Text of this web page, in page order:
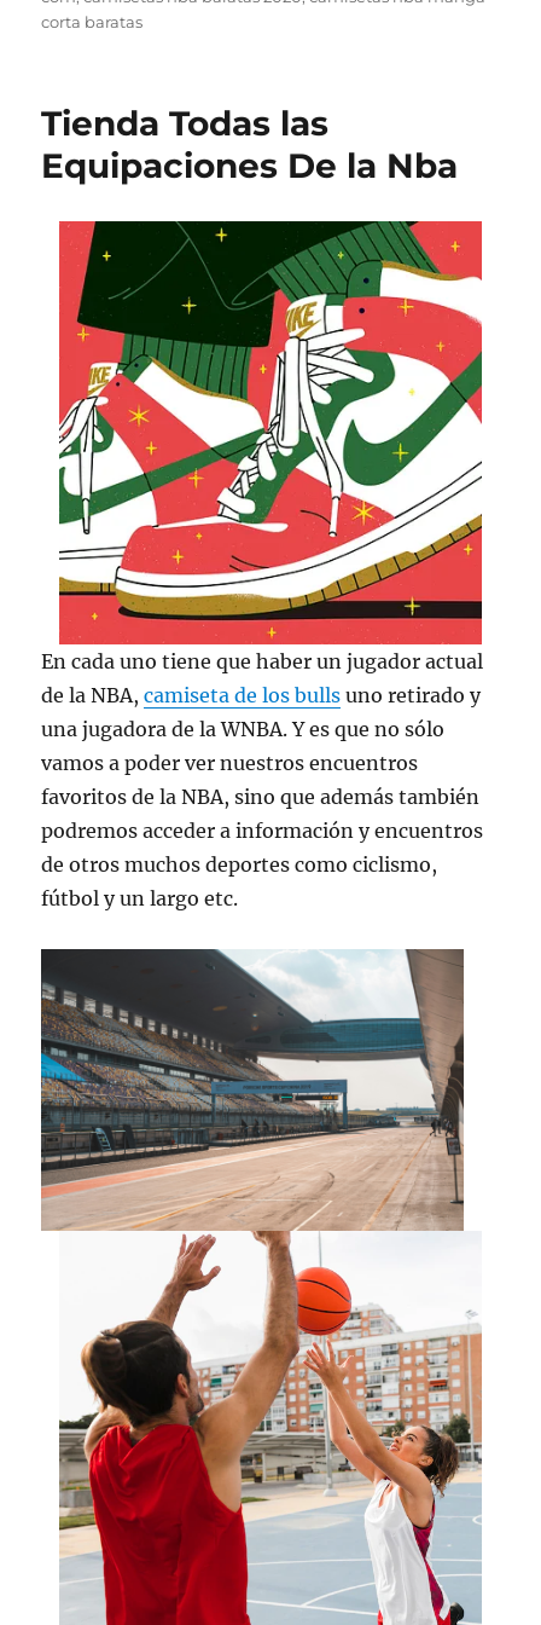
corta baratas
Tienda Todas las
Equipaciones De la Nba
En cada uno tiene que haber un jugador actual
de la NBA,camiseta de los bulls uno retirado y
una jugadora de la WNBA. Y es que no sólo
vamos a poder ver nuestros encuentros
favoritos de la NBA, sino que además también
podremos acceder a información y encuentros
de otros muchos deportes como ciclismo,
fútbol y un largo etc.